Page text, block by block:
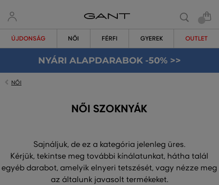
ÚJDONSÁG NŐI FÉRFI GYEREK OUTLET
NYÁRI ALAPDARABOK -50% >>
NŐI
NŐI SZOKNYÁK
Sajnáljuk, de ez a kategória jelenleg üres.
Kérjük, tekintse meg további kínálatunkat, hátha talál
egyéb darabot, amelyik elnyeri tetszését, vagy nézze meg
az általunk javasolt termékeket.